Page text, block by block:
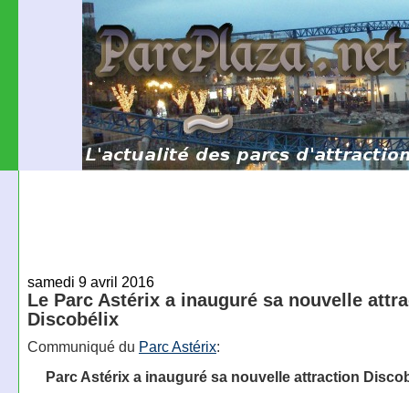
samedi 9 avril 2016
Le Parc Astérix a inauguré sa nouvelle
Discobélix
Communiqué du Parc Astérix:
Parc Astérix a inauguré sa nouvelle attraction